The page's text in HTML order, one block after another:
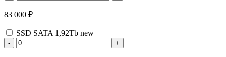
83 000 ₽
SSD SATA 1,92Tb new
- +